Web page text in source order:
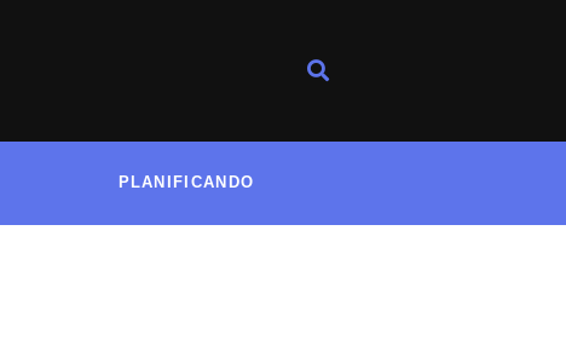
PLANIFICANDO